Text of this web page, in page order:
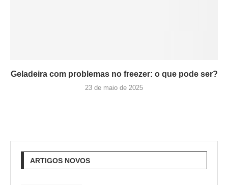
Geladeira com problemas no freezer: o que pode ser?
23 de maio de 2025
ARTIGOS NOVOS